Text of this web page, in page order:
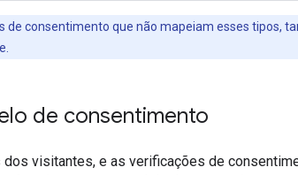
de consentimento que não mapeiam esses tipos,
de consentimento
dos visitantes, e as verificações de